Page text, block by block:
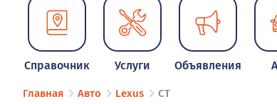
Справочник Услуги Объявления
Главная Авто Lexus CT